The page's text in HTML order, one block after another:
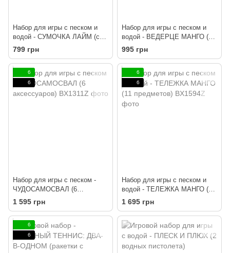
Набор для игры с песком и
водой - СУМОЧКА ЛАЙМ (с
аксессуарами)
799 грн
Набор для игры с песком и
водой - ВЕДЕРЦЕ МАНГО (9
предметов)
995 грн
6
6
Набор для игры с песком -
ЧУДОСАМОСВАЛ (6
аксессуаров)
1 595 грн
6
6
Набор для игры с песком и
водой - ТЕЛЕЖКА МАНГО (11
предметов)
1 695 грн
6
6